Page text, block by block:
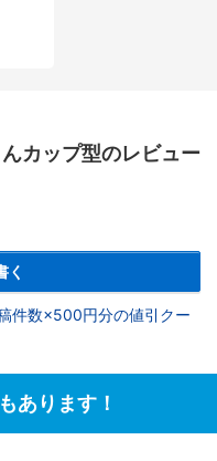
カップ型のレビュー
く
件数×500円分の値引クー
あります！